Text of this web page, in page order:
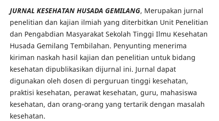
JURNAL KESEHATAN HUSADA GEMILANG, Merupakan jurnal
penelitian dan kajian ilmiah yang diterbitkan Unit Penelitian
dan Pengabdian Masyarakat Sekolah Tinggi Ilmu Kesehatan
Husada Gemilang Tembilahan. Penyunting menerima
kiriman naskah hasil kajian dan penelitian untuk bidang
kesehatan dipublikasikan dijurnal ini. Jurnal dapat
digunakan oleh dosen di perguruan tinggi kesehatan,
praktisi kesehatan, perawat kesehatan, guru, mahasiswa
kesehatan, dan orang-orang yang tertarik dengan masalah
kesehatan.